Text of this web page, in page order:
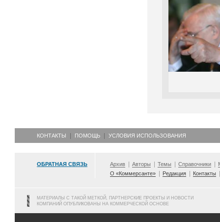
КОНТАКТЫ ПОМОЩЬ УСЛОВИЯ ИСПОЛЬЗОВАНИЯ
ОБРАТНАЯ СВЯЗЬ Архив Авторы Темы Справочники
О «Коммерсанте»
Редакция Контакты
МАТЕРИАЛЫ С ТАКОЙ МЕТКОЙ, ПАРТНЕРСКИЕ ПРОЕКТЫ И НОВОСТИ
КОМПАНИЙ ОПУБЛИКОВАНЫ НА КОММЕРЧЕСКОЙ ОСНОВЕ